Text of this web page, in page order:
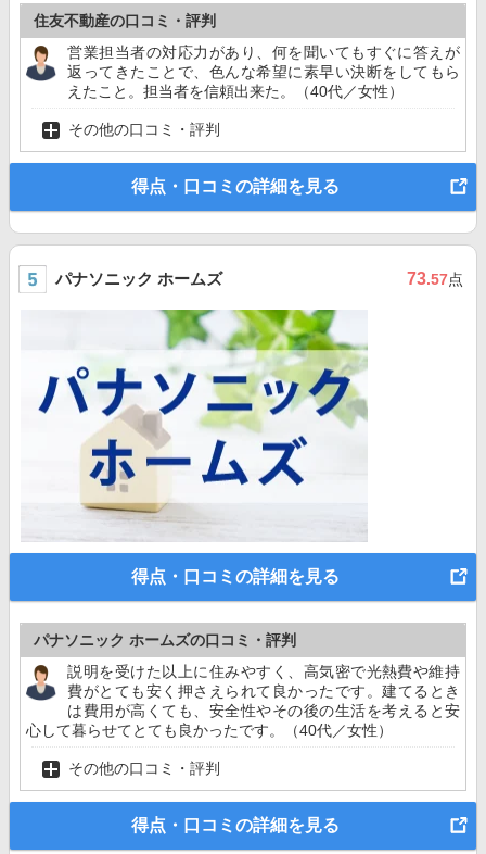
住友不動産の口コミ・評判
営業担当者の対応力があり、何を聞いてもすぐに答えが
返ってきたことで、色んな希望に素早い決断をしてもら
えたこと。担当者を信頼出来た。（40代／女性）
その他の口コミ・評判
得点・口コミの詳細を見る
パナソニック ホームズ 73.57点
得点・口コミの詳細を見る
パナソニック ホームズの口コミ・評判
説明を受けた以上に住みやすく、高気密で光熱費や維持
費がとても安く押さえられて良かったです。建てるとき
は費用が高くても、安全性やその後の生活を考えると安
心して暮らせてとても良かったです。（40代／女性）
その他の口コミ・評判
得点・口コミの詳細を見る